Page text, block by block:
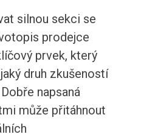
silnou sekci se
prodejce
prvek, který
druh zkušeností
napsaná
může přitáhnout